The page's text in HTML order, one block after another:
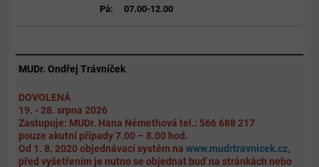
Pá: 07.00-12.00
MUDr. Ondřej Trávníček
DOVOLENÁ
19. - 28. srpna 2026
Zastupuje: MUDr. Hana Némethová tel.: 566 688 217
pouze akutní případy 7.00 – 8.00 hod.
Od 1. 8. 2020 objednávací systém na www.mudrtravnicek.cz,
před vyšetřením je nutnose objednat buď na stránkách nebo